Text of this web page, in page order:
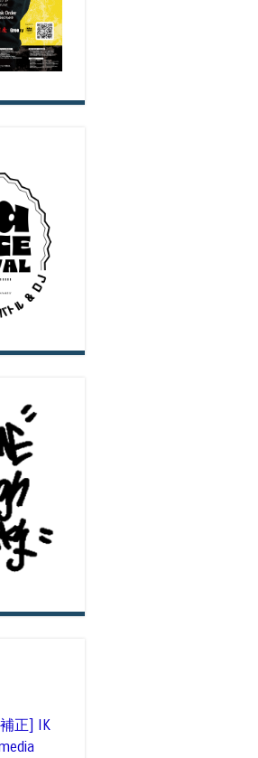
正] IK